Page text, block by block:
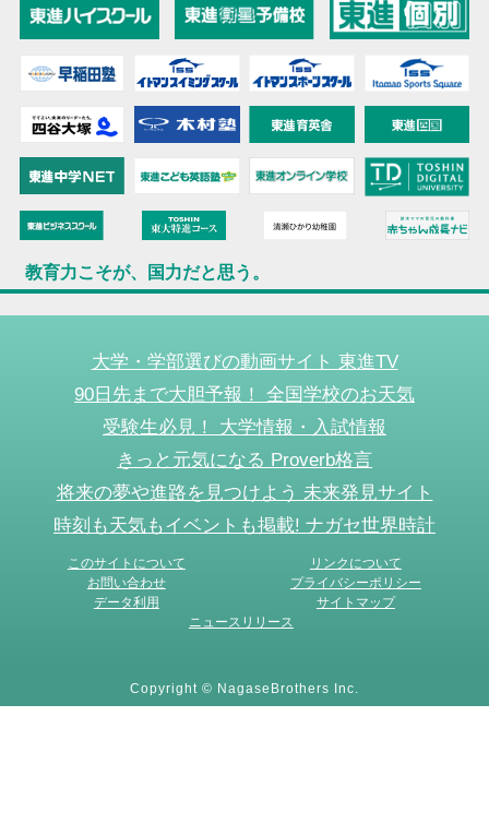
教育力こそが、国力だと思う。
大学・学部選びの動画サイト 東進TV
90日先まで大胆予報！ 全国学校のお天気
受験生必見！ 大学情報・入試情報
きっと元気になる Proverb格言
将来の夢や進路を見つけよう 未来発見サイト
時刻も天気もイベントも掲載! ナガセ世界時計
このサイトについて
リンクについて
お問い合わせ
プライバシーポリシー
データ利用
サイトマップ
ニュースリリース
Copyright © NagaseBrothers Inc.